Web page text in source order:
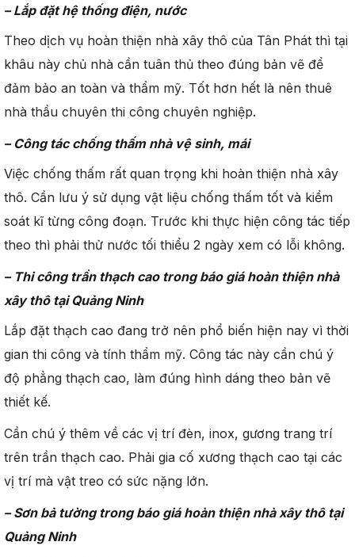
– Lắp đặt hệ thống điện, nước
Theo dịch vụ hoàn thiện nhà xây thô của Tân Phát thì tại
khâu này chủ nhà cần tuân thủ theo đúng bản vẽ để
đảm bảo an toàn và thẩm mỹ. Tốt hơn hết là nên thuê
nhà thầu chuyên thi công chuyên nghiệp.
– Công tác chống thấm nhà vệ sinh, mái
Việc chống thấm rất quan trọng khi hoàn thiện nhà xây
thô. Cần lưu ý sử dụng vật liệu chống thấm tốt và kiểm
soát kĩ từng công đoạn. Trước khi thực hiện công tác tiếp
theo thì phải thử nước tối thiểu 2 ngày xem có lỗi không.
– Thi công trần thạch cao trong báo giá hoàn thiện nhà
xây thô tại Quảng Ninh
Lắp đặt thạch cao đang trở nên phổ biến hiện nay vì thời
gian thi công và tính thẩm mỹ. Công tác này cần chú ý
độ phẳng thạch cao, làm đúng hình dáng theo bản vẽ
thiết kế.
Cần chú ý thêm về các vị trí đèn, inox, gương trang trí
trên trần thạch cao. Phải gia cố xương thạch cao tại các
vị trí mà vật treo có sức nặng lớn.
– Sơn bả tường trong báo giá hoàn thiện nhà xây thô tại
Quảng Ninh